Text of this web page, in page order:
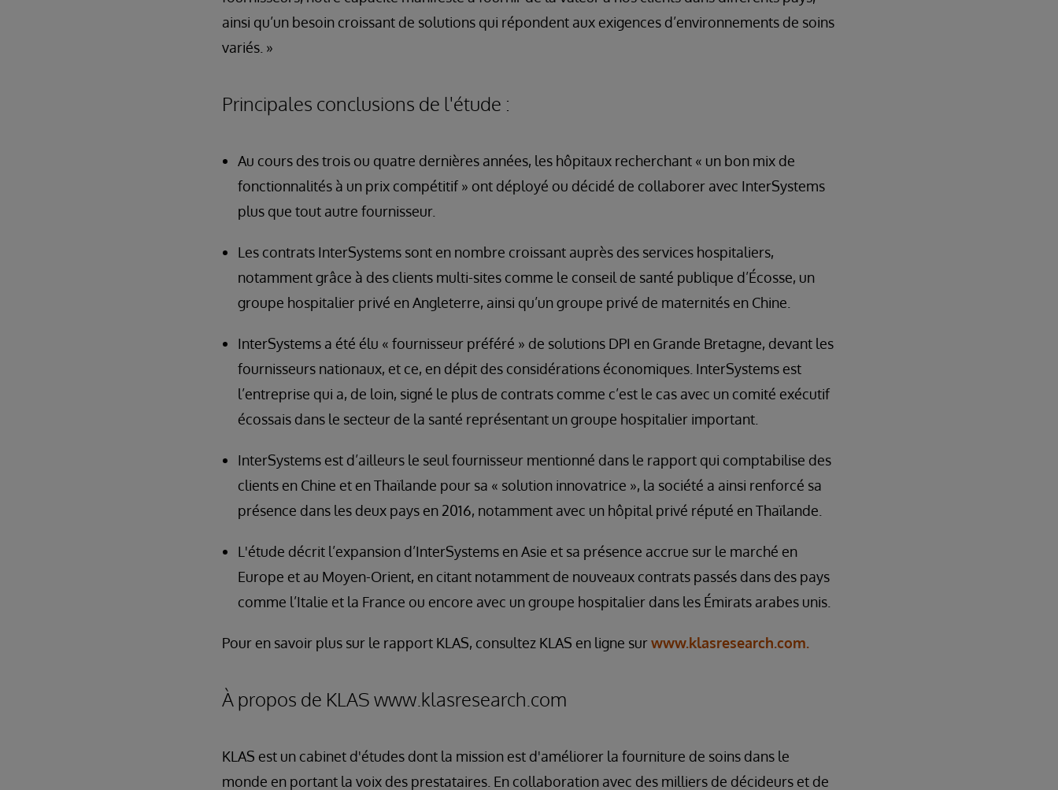
ainsi qu’un besoin croissant de solutions qui répondent aux exigences d’environnements de soins
variés. »
Principales conclusions de l'étude :
Au cours des trois ou quatre dernières années, les hôpitaux recherchant « un bon mix de
fonctionnalités à un prix compétitif » ont déployé ou décidé de collaborer avec InterSystems
plus que tout autre fournisseur.
Les contrats InterSystems sont en nombre croissant auprès des services hospitaliers,
notamment grâce à des clients multi-sites comme le conseil de santé publique d’Écosse, un
groupe hospitalier privé en Angleterre, ainsi qu’un groupe privé de maternités en Chine.
InterSystems a été élu « fournisseur préféré » de solutions DPI en Grande Bretagne, devant les
fournisseurs nationaux, et ce, en dépit des considérations économiques. InterSystems est
l’entreprise qui a, de loin, signé le plus de contrats comme c’est le cas avec un comité exécutif
écossais dans le secteur de la santé représentant un groupe hospitalier important.
InterSystems est d’ailleurs le seul fournisseur mentionné dans le rapport qui comptabilise des
clients en Chine et en Thaïlande pour sa « solution innovatrice », la société a ainsi renforcé sa
présence dans les deux pays en 2016, notamment avec un hôpital privé réputé en Thaïlande.
L'étude décrit l’expansion d’InterSystems en Asie et sa présence accrue sur le marché en
Europe et au Moyen-Orient, en citant notamment de nouveaux contrats passés dans des pays
comme l’Italie et la France ou encore avec un groupe hospitalier dans les Émirats arabes unis.
Pour en savoir plus sur le rapport KLAS, consultez KLAS en ligne surwww.klasresearch.com.
À propos de KLAS www.klasresearch.com
KLAS est un cabinet d'études dont la mission est d'améliorer la fourniture de soins dans le
monde en portant la voix des prestataires. En collaboration avec des milliers de décideurs et de